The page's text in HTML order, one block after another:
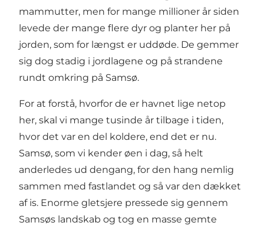
mammutter, men for mange millioner år siden
levede der mange flere dyr og planter her på
jorden, som for længst er uddøde. De gemmer
sig dog stadig i jordlagene og på strandene
rundt omkring på Samsø.
For at forstå, hvorfor de er havnet lige netop
her, skal vi mange tusinde år tilbage i tiden,
hvor det var en del koldere, end det er nu.
Samsø, som vi kender øen i dag, så helt
anderledes ud dengang, for den hang nemlig
sammen med fastlandet og så var den dækket
af is. Enorme gletsjere pressede sig gennem
Samsøs landskab og tog en masse gemte